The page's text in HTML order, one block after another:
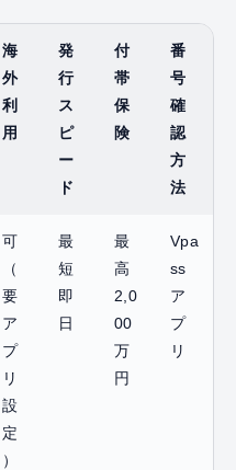
海
外
利
用
発
行
ス
ピ
ー
ド
付
帯
保
険
番
号
確
認
方
法
可
（
要
ア
プ
リ
設
定
）
最
短
即
日
最
高
2,0
00
万
円
Vpa
ss
ア
プ
リ